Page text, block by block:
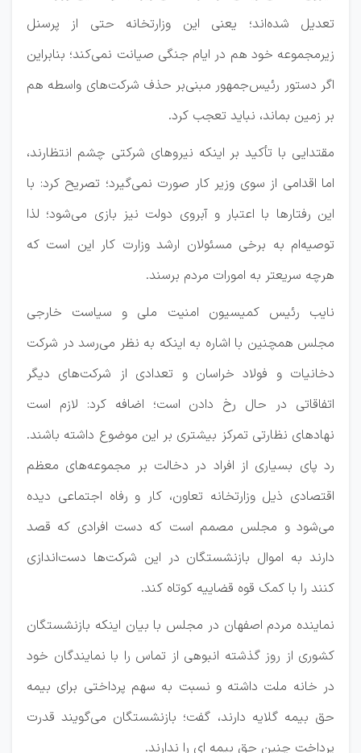
تعدیل شده‌اند؛ یعنی این وزارتخانه حتی از پرسنل
زیرمجموعه خود هم در ایام جنگی صیانت نمی‌کند؛ بنابراین
اگر دستور رئیس‌جمهور مبنی‌بر حذف شرکت‌های واسطه هم
‌بر زمین بماند، نباید تعجب کرد.
مقتدایی با تأکید بر اینکه نیروهای شرکتی چشم انتظارند،
اما اقدامی از سوی وزیر کار صورت نمی‌گیرد؛ تصریح کرد: با
این رفتارها با اعتبار و آبروی دولت نیز بازی می‌شود؛ لذا
توصیه‌ام‌ به برخی مسئولان ارشد وزارت کار این است که
هرچه سریعتر به امورات مردم برسند.
نایب رئیس کمیسیون امنیت ملی و سیاست خارجی
مجلس همچنین با اشاره به اینکه به نظر می‌رسد در شرکت
دخانیات و فولاد خراسان و تعدادی از شرکت‌های دیگر
اتفاقاتی در حال رخ دادن است؛ اضافه کرد: لازم است
نهادهای نظارتی تمرکز بیشتری بر این‌ موضوع داشته باشند.
رد پای بسیاری از افراد در دخالت بر مجموعه‌های معظم
اقتصادی ذیل وزارتخانه تعاون، کار و رفاه اجتماعی دیده
می‌شود و مجلس مصمم است که دست افرادی که قصد
دارند به اموال بازنشستگان در این شرکت‌ها دست‌اندازی
کنند را با کمک‌ قوه قضاییه کوتاه کند.
نماینده مردم اصفهان در مجلس با بیان اینکه بازنشستگان
کشوری از روز گذشته انبوهی از تماس را با نمایندگان خود
در خانه ملت داشته‌ و نسبت به سهم پرداختی برای بیمه
حق بیمه گلایه دارند، گفت؛ بازنشستگان می‌گویند قدرت
پرداخت چنین حق بیمه ای را ندارند.